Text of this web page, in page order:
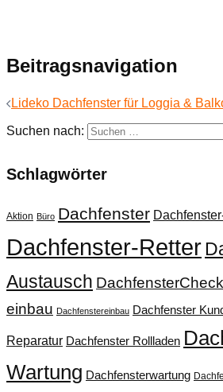
Beitragsnavigation
Lideko Dachfenster für Loggia &
Suchen nach:
Schlagwörter
Aktion Büro Dachfenster
Dachfenster-Retter
Austausch DachfensterCheck
einbau Dachfenstereinbau Dachfenster
Reparatur Dachfenster Rollladen
Wartung Dachfensterwartung